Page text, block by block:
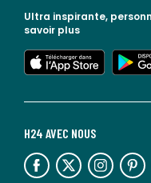
H24 AVEC NOUS
lien vers l'espace réseaux sociaux lien vers l'espace réseaux sociaux lien vers l'espace réseaux sociaux lien vers l'espace réseaux sociaux
Ultra inspirante,
savoir plus
lien vers l'app store
lien vers google play